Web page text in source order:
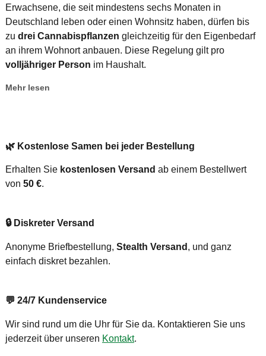
Erwachsene, die seit mindestens sechs Monaten in
Deutschland leben oder einen Wohnsitz haben, dürfen bis
zu drei Cannabispflanzen gleichzeitig für den Eigenbedarf
an ihrem Wohnort anbauen. Diese Regelung gilt pro
volljähriger Person im Haushalt.
Mehr lesen
🌿 Kostenlose Samen bei jeder Bestellung
Erhalten Sie kostenlosen Versand ab einem Bestellwert
von 50 €.
🔒 Diskreter Versand
Anonyme Briefbestellung, Stealth Versand , und ganz
einfach diskret bezahlen.
💬 24/7 Kundenservice
Wir sind rund um die Uhr für Sie da. Kontaktieren Sie uns
jederzeit über unseren Kontakt.